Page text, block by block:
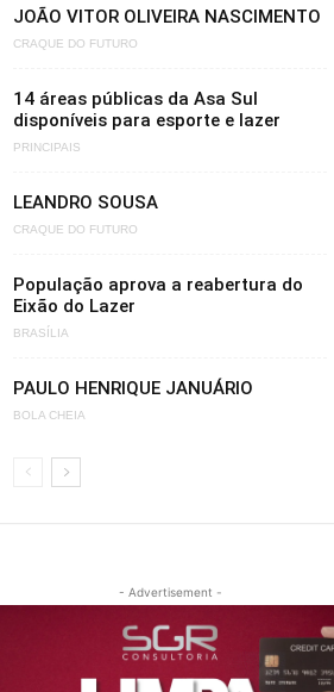
JOÃO VITOR OLIVEIRA NASCIMENTO
CRAQUE DO FUTURO
14 áreas públicas da Asa Sul
disponíveis para esporte e lazer
PRINCIPAIS
LEANDRO SOUSA
CRAQUE DO FUTURO
População aprova a reabertura do
Eixão do Lazer
BRASÍLIA
PAULO HENRIQUE JANUÁRIO
BOLA CHEIA
- Advertisement -